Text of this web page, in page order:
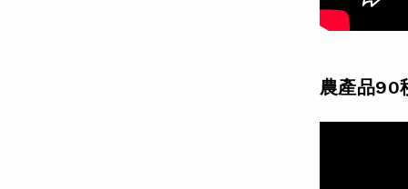
農產品90